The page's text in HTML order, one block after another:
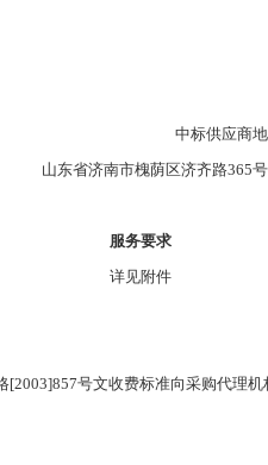
中标供应商
山东省济南市槐荫区济齐路365
服务要求
详见附件
号文收费标准向采购代理机